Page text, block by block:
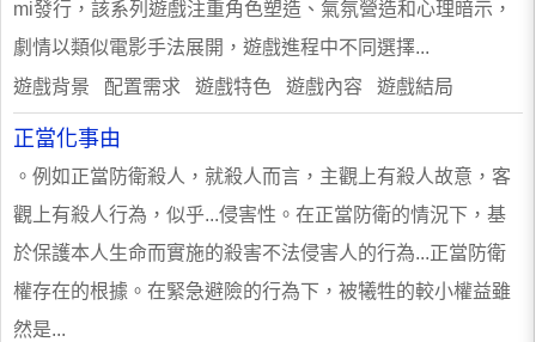
mi發行，該系列遊戲注重角色塑造、氣氛營造和心理暗示，
劇情以類似電影手法展開，遊戲進程中不同選擇...
遊戲背景 配置需求 遊戲特色 遊戲內容 遊戲結局
正當化事由
。例如正當防衛殺人，就殺人而言，主觀上有殺人故意，客
觀上有殺人行為，似乎...侵害性。在正當防衛的情況下，基
於保護本人生命而實施的殺害不法侵害人的行為...正當防衛
權存在的根據。在緊急避險的行為下，被犧牲的較小權益雖
然是...